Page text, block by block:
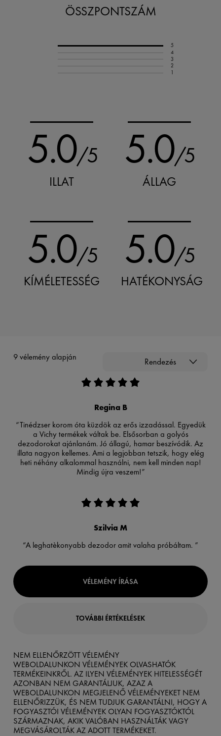
ÖSSZPONTSZÁM
5
4
3
2
1
5.0/5
ILLAT
5.0/5
ÁLLAG
5.0/5
KÍMÉLETESSÉG
5.0/5
HATÉKONYSÁG
9 vélemény alapján Rendezés
Regina B
“Tinédzser korom óta küzdök az erős izzadással. Egyedük
a Vichy termékek váltak be. Elsősorban a golyós
dezodorokat ajánlanám. Jó állagú, hamar beszívódik. Az
illata nagyon kellemes. Ami a legjobban tetszik, hogy elég
heti néhány alkalommal használni, nem kell minden nap!
Mindig újra veszem!”
Szilvia M
“A leghatèkonyabb dezodor amit valaha próbáltam. ”
VÉLEMÉNY ÍRÁSA
TOVÁBBI ÉRTÉKELÉSEK
NEM ELLENŐRZÖTT VÉLEMÉNY
WEBOLDALUNKON VÉLEMÉNYEK OLVASHATÓK
TERMÉKEINKRŐL. AZ ILYEN VÉLEMÉNYEK HITELESSÉGÉT
AZONBAN NEM GARANTÁLJUK, AZAZ A
WEBOLDALUNKON MEGJELENŐ VÉLEMÉNYEKET NEM
ELLENŐRIZZÜK, ÉS NEM TUDJUK GARANTÁLNI, HOGY A
FOGYASZTÓI VÉLEMÉNYEK OLYAN FOGYASZTÓKTÓL
SZÁRMAZNAK, AKIK VALÓBAN HASZNÁLTÁK VAGY
MEGVÁSÁROLTÁK AZ ADOTT TERMÉKEKET.